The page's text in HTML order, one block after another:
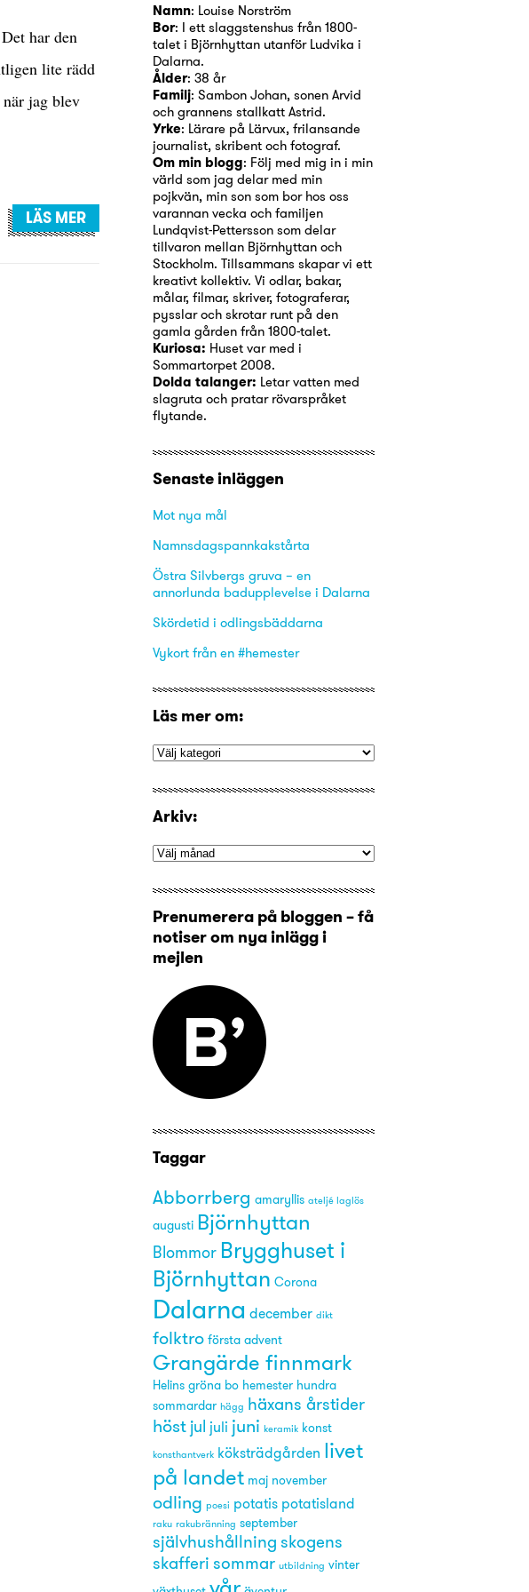
har den
lite rädd
jag blev
LÄS MER
Namn: Louise Norström
Bor: I ett slaggstenshus från 1800-
talet i Björnhyttan utanför Ludvika i
Dalarna.
Ålder: 38 år
Familj: Sambon Johan, sonen Arvid
och grannens stallkatt Astrid.
Yrke: Lärare på Lärvux, frilansande
journalist, skribent och fotograf.
Om min blogg: Följ med mig in i min
värld som jag delar med min
pojkvän, min son som bor hos oss
varannan vecka och familjen
Lundqvist-Pettersson som delar
tillvaron mellan Björnhyttan och
Stockholm. Tillsammans skapar vi ett
kreativt kollektiv. Vi odlar, bakar,
målar, filmar, skriver, fotograferar,
pysslar och skrotar runt på den
gamla gården från 1800-talet.
Kuriosa: Huset var med i
Sommartorpet 2008.
Dolda talanger: Letar vatten med
slagruta och pratar rövarspråket
flytande.
Senaste inläggen
Mot nya mål
Namnsdagspannkakstårta
Östra Silvbergs gruva – en
annorlunda badupplevelse i Dalarna
Skördetid i odlingsbäddarna
Vykort från en #hemester
Läs mer om:
Arkiv:
Prenumerera på bloggen – få
notiser om nya inlägg i
mejlen
Taggar
Abborrberg amaryllis ateljé laglös
augusti Björnhyttan
Blommor Brygghuset i
Björnhyttan Corona
Dalarna december dikt
folktro första advent
Grangärde finnmark
Helins gröna bo hemester hundra
sommardar hägg häxans årstider
höst jul juli juni keramik konst
konsthantverk köksträdgården livet
på landet maj november
odling poesi potatis potatisland
raku rakubränning september
självhushållning skogens
skafferi sommar utbildning vinter